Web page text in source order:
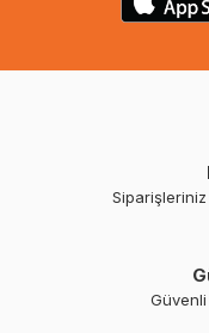
Siparişleriniz